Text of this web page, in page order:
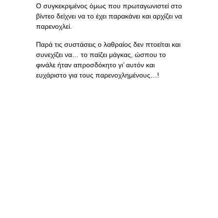
Ο συγκεκριμένος όμως που πρωταγωνιστεί στο
βίντεο δείχνει να το έχει παρακάνει και αρχίζει να
παρενοχλεί.
Παρά τις συστάσεις ο λαθραίος δεν πτοείται και
συνεχίζει να… το παίζει μάγκας, ώσπου το
φινάλε ήταν απροσδόκητο γι’ αυτόν και
ευχάριστο για τους παρενοχλημένους…!